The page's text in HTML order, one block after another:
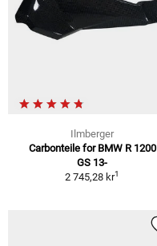
Ilmberger
Carbonteile for BMW R 1200
GS 13-
2 745,28 kr1